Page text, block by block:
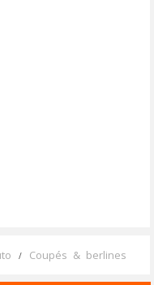
Coupés & berlines